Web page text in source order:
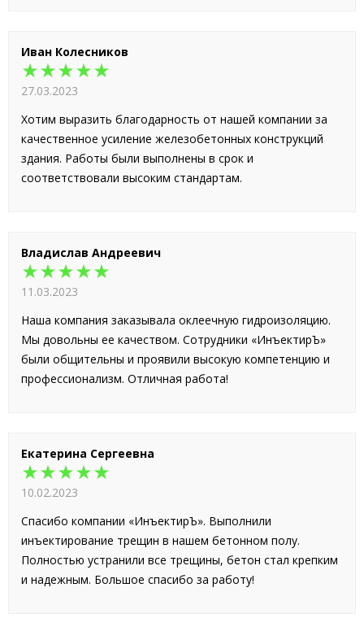
Иван Колесников
★★★★★
27.03.2023
Хотим выразить благодарность от нашей компании за
качественное усиление железобетонных конструкций
здания. Работы были выполнены в срок и
соответствовали высоким стандартам.
Владислав Андреевич
★★★★★
11.03.2023
Наша компания заказывала оклеечную гидроизоляцию.
Мы довольны ее качеством. Сотрудники «ИнъектирЪ»
были общительны и проявили высокую компетенцию и
профессионализм. Отличная работа!
Екатерина Сергеевна
★★★★★
10.02.2023
Спасибо компании «ИнъектирЪ». Выполнили
инъектирование трещин в нашем бетонном полу.
Полностью устранили все трещины, бетон стал крепким
и надежным. Большое спасибо за работу!